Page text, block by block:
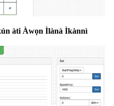
àti Àwọn Ìlànà Ìkànnì